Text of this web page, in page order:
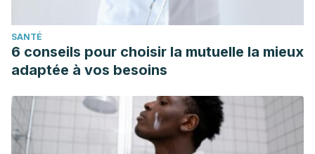
SANTÉ
6 conseils pour choisir la mutuelle la mieux
adaptée à vos besoins